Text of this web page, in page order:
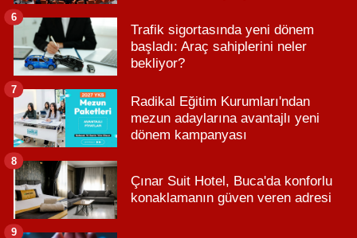
Trafik sigortasında yeni dönem
başladı: Araç sahiplerini neler
bekliyor?
6
Radikal Eğitim Kurumları'ndan
mezun adaylarına avantajlı yeni
dönem kampanyası
7
Çınar Suit Hotel, Buca'da konforlu
konaklamanın güven veren adresi
8
9